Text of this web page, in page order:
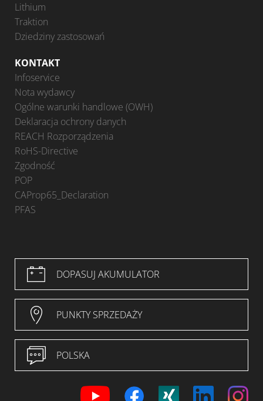
Lithium
Traktion
Dziedziny zastosowań
KONTAKT
Infoservice
Nota wydawcy
Ogólne warunki handlowe (OWH)
Deklaracja ochrony danych
REACH Rozporządzenia
RoHS-Directive
Zgodność
POP
CAProp65_Declaration
PFAS
DOPASUJ AKUMULATOR
PUNKTY SPRZEDAŻY
POLSKA